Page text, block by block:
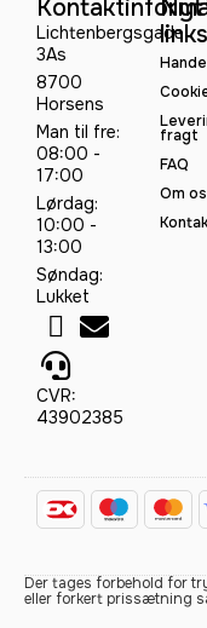
Lichtenbergsgade
3As
8700
Horsens
Man til fre:
08:00 -
17:00
Lørdag:
10:00 -
13:00
Søndag:
Lukket
CVR:
43902385
links
fragt
FAQ
Om os
Der tages forbehold for
eller forkert prissætning